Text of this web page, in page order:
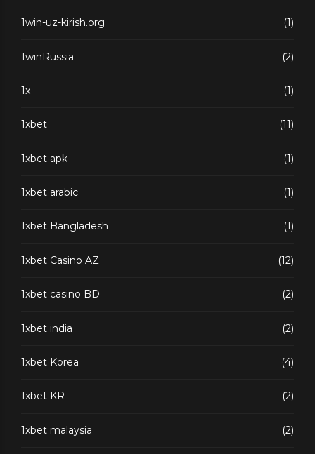
1win-uz-kirish.org (1)
1winRussia (2)
1x (1)
1xbet (11)
1xbet apk (1)
1xbet arabic (1)
1xbet Bangladesh (1)
1xbet Casino AZ (12)
1xbet casino BD (2)
1xbet india (2)
1xbet Korea (4)
1xbet KR (2)
1xbet malaysia (2)